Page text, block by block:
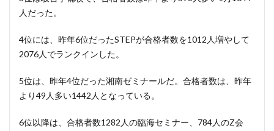
人だった。
4位には、昨年6位だったSTEPが合格者数を1012人増やして
2076人でランクインした。
5位は、昨年4位だった湘南ゼミナールだ。合格者数は、昨年
より49人多い1442人となっている。
6位以降は、合格者数1282人の臨海セミナー、784人のZ会